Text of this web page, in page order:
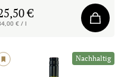
€
€ / l
Nachhaltig